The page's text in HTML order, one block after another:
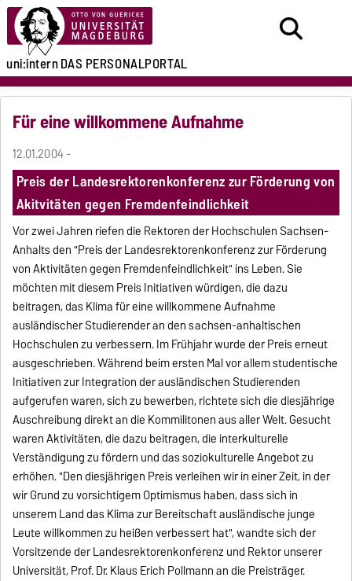
uni:internDAS PERSONALPORTAL
Für eine willkommene Aufnahme
12.01.2004 -
Preis der Landesrektorenkonferenz zur Förderung von
Akitvitäten gegen Fremdenfeindlichkeit
Vor zwei Jahren riefen die Rektoren der Hochschulen Sachsen-
Anhalts den "Preis der Landesrektorenkonferenz zur Förderung
von Aktivitäten gegen Fremdenfeindlichkeit" ins Leben. Sie
möchten mit diesem Preis Initiativen würdigen, die dazu
beitragen, das Klima für eine willkommene Aufnahme
ausländischer Studierender an den sachsen-anhaltischen
Hochschulen zu verbessern. Im Frühjahr wurde der Preis erneut
ausgeschrieben. Während beim ersten Mal vor allem studentische
Initiativen zur Integration der ausländischen Studierenden
aufgerufen waren, sich zu bewerben, richtete sich die diesjährige
Auschreibung direkt an die Kommilitonen aus aller Welt. Gesucht
waren Aktivitäten, die dazu beitragen, die interkulturelle
Verständigung zu fördern und das soziokulturelle Angebot zu
erhöhen. "Den diesjährigen Preis verleihen wir in einer Zeit, in der
wir Grund zu vorsichtigem Optimismus haben, dass sich in
unserem Land das Klima zur Bereitschaft ausländische junge
Leute willkommen zu heißen verbessert hat", wandte sich der
Vorsitzende der Landesrektorenkonferenz und Rektor unserer
Universität, Prof. Dr. Klaus Erich Pollmann an die Preisträger.